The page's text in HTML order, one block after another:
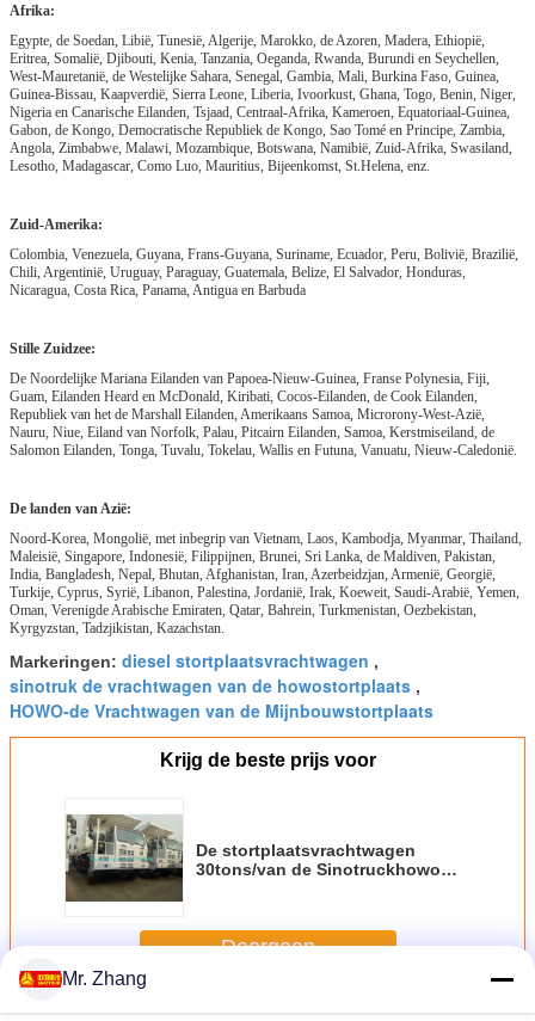
Afrika:
Egypte, de Soedan, Libië, Tunesië, Algerije, Marokko, de Azoren, Madera, Ethiopië,
Eritrea, Somalië, Djibouti, Kenia, Tanzania, Oeganda, Rwanda, Burundi en Seychellen,
West-Mauretanië, de Westelijke Sahara, Senegal, Gambia, Mali, Burkina Faso, Guinea,
Guinea-Bissau, Kaapverdië, Sierra Leone, Liberia, Ivoorkust, Ghana, Togo, Benin, Niger,
Nigeria en Canarische Eilanden, Tsjaad, Centraal-Afrika, Kameroen, Equatoriaal-Guinea,
Gabon, de Kongo, Democratische Republiek de Kongo, Sao Tomé en Principe, Zambia,
Angola, Zimbabwe, Malawi, Mozambique, Botswana, Namibië, Zuid-Afrika, Swasiland,
Lesotho, Madagascar, Como Luo, Mauritius, Bijeenkomst, St.Helena, enz.
Zuid-Amerika:
Colombia, Venezuela, Guyana, Frans-Guyana, Suriname, Ecuador, Peru, Bolivië, Brazilië,
Chili, Argentinië, Uruguay, Paraguay, Guatemala, Belize, El Salvador, Honduras,
Nicaragua, Costa Rica, Panama, Antigua en Barbuda
Stille Zuidzee:
De Noordelijke Mariana Eilanden van Papoea-Nieuw-Guinea, Franse Polynesia, Fiji,
Guam, Eilanden Heard en McDonald, Kiribati, Cocos-Eilanden, de Cook Eilanden,
Republiek van het de Marshall Eilanden, Amerikaans Samoa, Microrony-West-Azië,
Nauru, Niue, Eiland van Norfolk, Palau, Pitcairn Eilanden, Samoa, Kerstmiseiland, de
Salomon Eilanden, Tonga, Tuvalu, Tokelau, Wallis en Futuna, Vanuatu, Nieuw-Caledonië.
De landen van Azië:
Noord-Korea, Mongolië, met inbegrip van Vietnam, Laos, Kambodja, Myanmar, Thailand,
Maleisië, Singapore, Indonesië, Filippijnen, Brunei, Sri Lanka, de Maldiven, Pakistan,
India, Bangladesh, Nepal, Bhutan, Afghanistan, Iran, Azerbeidzjan, Armenië, Georgië,
Turkije, Cyprus, Syrië, Libanon, Palestina, Jordanië, Irak, Koeweit, Saudi-Arabië, Yemen,
Oman, Verenigde Arabische Emiraten, Qatar, Bahrein, Turkmenistan, Oezbekistan,
Kyrgyzstan, Tadzjikistan, Kazachstan.
Markeringen: diesel stortplaatsvrachtwagen ,
sinotruk de vrachtwagen van de howostortplaats ,
HOWO-de Vrachtwagen van de Mijnbouwstortplaats
Krijg de beste prijs voor
De stortplaatsvrachtwagen
30tons/van de Sinotruckhowo
ZZ5707S3840AJ van 70tons 6*4
420HPDoorgaan
MeerDe vrachtwagen van de mijnbouwstortplaats
Mr. Zhang